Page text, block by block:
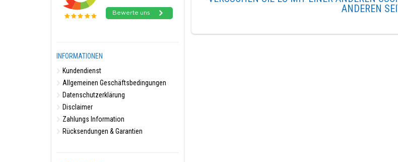
INFORMATIONEN
Kundendienst
Allgemeinen Geschäftsbedingungen
Datenschutzerklärung
Disclaimer
Zahlungs Information
Rücksendungen & Garantien
ANDEREN